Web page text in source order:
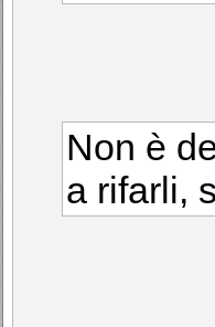
Non è
a rifarli,